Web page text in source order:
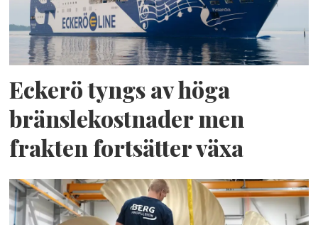
Eckerö tyngs av höga
bränslekostnader men
frakten fortsätter växa